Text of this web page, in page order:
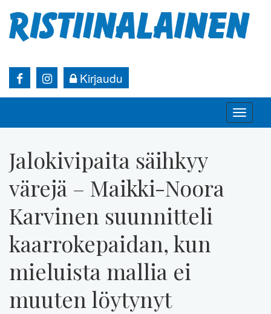
Kirjaudu
Toggle
Jalokivipaita säihkyy
värejä – Maikki-Noora
Karvinen suunnitteli
kaarrokepaidan, kun
mieluista mallia ei
muuten löytynyt